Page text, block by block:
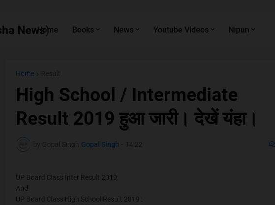
News)
Home Books News Youtube Videos Nipun
Home
High School / Intermediate
Result 2019 हुआ जारी। देखें यंहा।
Gopal Singh
UP Board Class Inter Result 2019
And
UP Board Class High School Result 2019 :